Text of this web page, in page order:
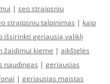
| seo straipsniu
straipsniu talpinimas | kaip
išsirinkti geriausią valiklį
žaidimui kieme | aikštelės
naudingas | geriausias
| geriausias maistas